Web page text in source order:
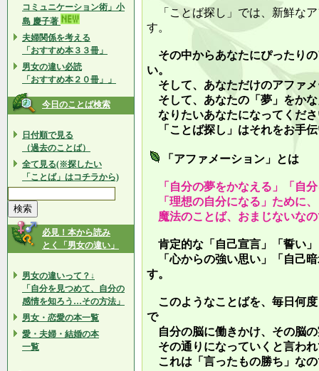
コミュニケーション術」小
島 慶子著
夫婦関係を考える
「おすすめ本３３冊」
男女の違い必読
「おすすめ本２０冊」」
今日のことば検索
日付順で見る
（過去のことば）
全て見る(※探したい
「ことば」はコチラから)
必見！本から読み
とく「男女の違い」
男女の違いって？↓
「自分を見つめて、自分の
感情を知ろう…その方法」
男女・恋愛の本一覧
愛・夫婦・結婚の本
一覧
「ことば探し」では、新鮮な
す。
その中からあなたにぴったり
い。
そして、あなただけのアファ
そして、あなたの「夢」をか
なりたいあなたになってくだ
「ことば探し」はそれをお手
「アファメーション」とは
「自分の夢をかなえる」「自
「理想の自分になる」ために
魔法のことば、おまじないな
肯定的な「自己宣言」「誓い
「心からの強い思い」「自己
す。
このようなことばを、毎日何
で
自分の脳に働きかけ、その脳
その通りになっていくと言わ
これは「言ったもの勝ち」な